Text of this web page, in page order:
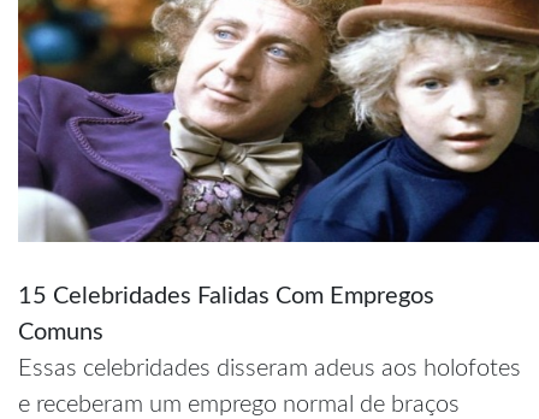
15 Celebridades Falidas Com Empregos
Comuns
Essas celebridades disseram adeus aos holofotes
e receberam um emprego normal de braços